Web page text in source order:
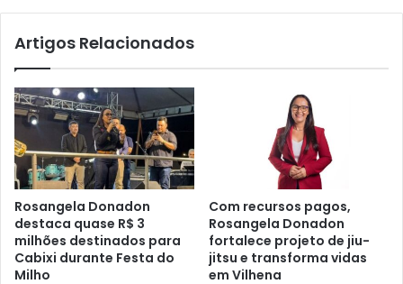
te
Artigos Relacionados
Rosangela Donadon
destaca quase R$ 3
milhões destinados para
Cabixi durante Festa do
Milho
Com recursos pagos,
Rosangela Donadon
fortalece projeto de jiu-
jitsu e transforma vidas
em Vilhena